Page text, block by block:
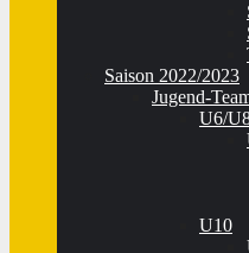
Saison 2022/2023
Jugend-
U6/
U10